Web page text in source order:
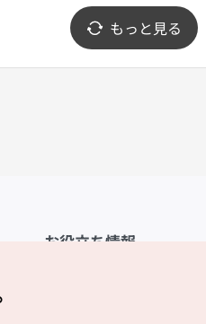
もっと見る
お役立ち情報